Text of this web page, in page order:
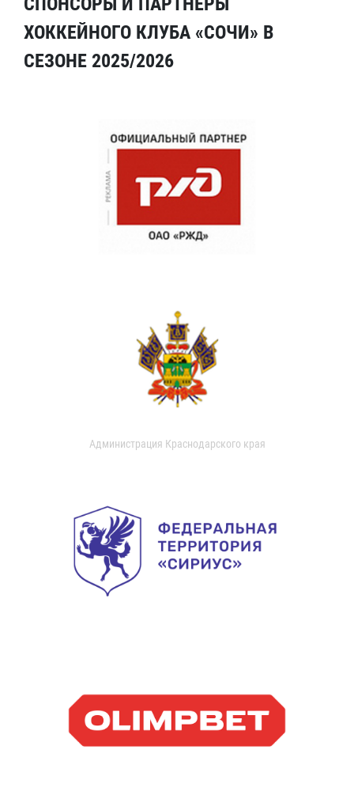
ХОККЕЙНОГО КЛУБА «СОЧИ» В
СЕЗОНЕ 2025/2026
Администрация Краснодарского края